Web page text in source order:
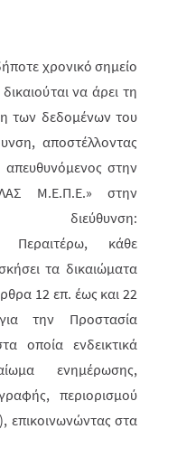
χρονικό σημείο
να άρει τη
των δεδομένων του
αποστέλλοντας
στην
M.Ε.Π.Ε.» στην
Περαιτέρω, κάθε
τα δικαιώματα
12 επ. έως και 22
την Προστασία
οποία ενδεικτικά
ενημέρωσης,
περιορισμού
επικοινωνώντας στα